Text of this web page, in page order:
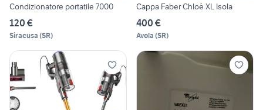
Condizionatore portatile 7000
120 €
Siracusa (SR)
Cappa Faber Chloè XL Isola
400 €
Avola (SR)